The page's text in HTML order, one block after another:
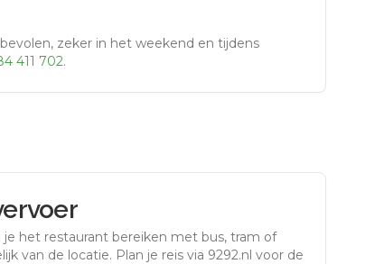
zeker in het weekend en tijdens
411 702.
je het restaurant bereiken met bus, tram of
van de locatie. Plan je reis via 9292.nl voor de